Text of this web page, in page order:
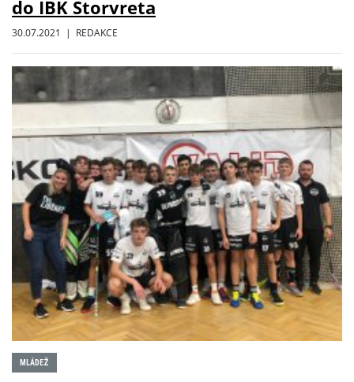
do IBK Storvreta
30.07.2021 | REDAKCE
MLÁDEŽ